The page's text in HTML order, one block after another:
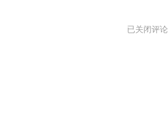
免
已关闭评论